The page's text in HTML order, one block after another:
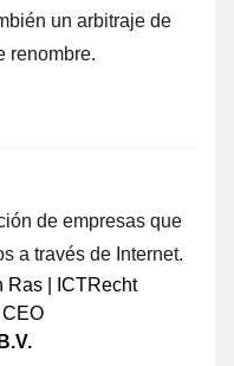
un arbitraje de
renombre.
de empresas que
a través de Internet.
CEO